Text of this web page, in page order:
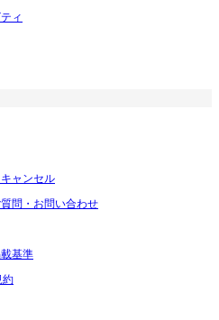
ィ
ャンセル
問・お問い合わせ
基準
約